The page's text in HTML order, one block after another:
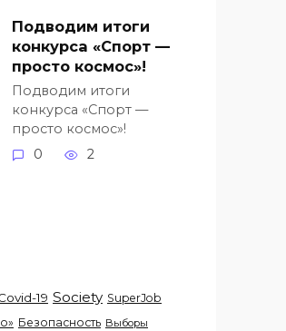
Подводим итоги
конкурса «Спорт —
просто космос»!
Подводим итоги
конкурса «Спорт —
просто космос»!
0
2
19 Society SuperJob
Безопасность Выборы